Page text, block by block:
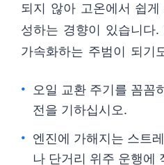
되지 않아 고온에서 쉽
성하는 경향이 있습니다
가속화하는 주범이 되기
오일 교환 주기를 꼼꼼
전을 기하십시오.
엔진에 가해지는 스트
나 단거리 위주 운행에